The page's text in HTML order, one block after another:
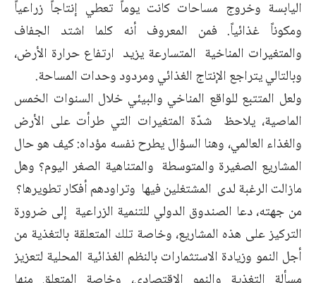
اليابسة وخروج مساحات كانت يوماً تعطي إنتاجاً زراعياً
ومكوناً غذائياً. فمن المعروف أنه كلما اشتد الجفاف
والمتغيرات المناخية المتسارعة يزيد ارتفاع حرارة الأرض،
وبالتالي يتراجع الإنتاج الغذائي ومردود وحدات المساحة.
ولعل المتتبع للواقع المناخي والبيئي خلال السنوات الخمس
الماصية، يلاحظ شدّة المتغيرات التي طرأت على الأرض
والغذاء العالمي، وهنا السؤال يطرح نفسه مؤداه: كيف هو حال
المشاريع الصغيرة والمتوسطة والمتناهية الصغر اليوم؟ وهل
مازالت الرغبة لدى المشتغلين فيها وتراودهم أفكار تطويرها؟
من جهته، دعا الصندوق الدولي للتنمية الزراعية إلى ضرورة
التركيز على هذه المشاريع، وخاصة تلك المتعلقة بالتغذية من
أجل النمو وزيادة الاستثمارات بالنظم الغذائية المحلية لتعزيز